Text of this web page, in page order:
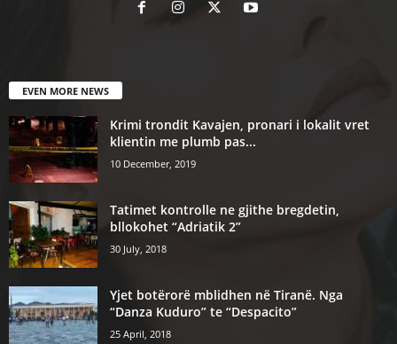
EVEN MORE NEWS
Krimi trondit Kavajen, pronari i lokalit vret
klientin me plumb pas...
10 December, 2019
Tatimet kontrolle ne gjithe bregdetin,
bllokohet “Adriatik 2”
30 July, 2018
Yjet botërorë mblidhen në Tiranë. Nga
“Danza Kuduro” te “Despacito”
25 April, 2018